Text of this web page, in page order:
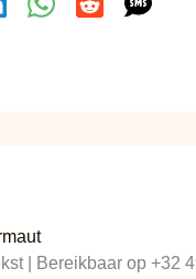
| Bereikbaar op +32